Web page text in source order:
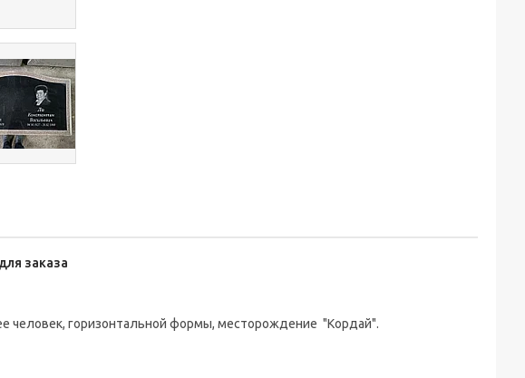
заказа
человек, горизонтальной формы, месторождение "Кордай".